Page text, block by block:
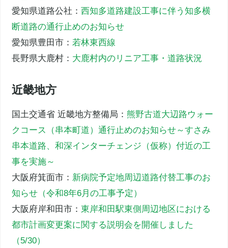
愛知県道路公社：西知多道路建設工事に伴う知多横
断道路の通行止めのお知らせ
愛知県豊田市：若林東西線
長野県大鹿村： 大鹿村内のリニア工事・道路状況
近畿地方
国土交通省 近畿地方整備局：熊野古道大辺路ウォー
クコース（串本町道）通行止めのお知らせ～すさみ
串本道路、和深インターチェンジ（仮称）付近の工
事を実施～
大阪府箕面市： 新病院予定地周辺道路付替工事のお
知らせ（令和8年6月の工事予定）
大阪府岸和田市：東岸和田駅東側周辺地区における
都市計画変更案に関する説明会を開催しました
（5/30）